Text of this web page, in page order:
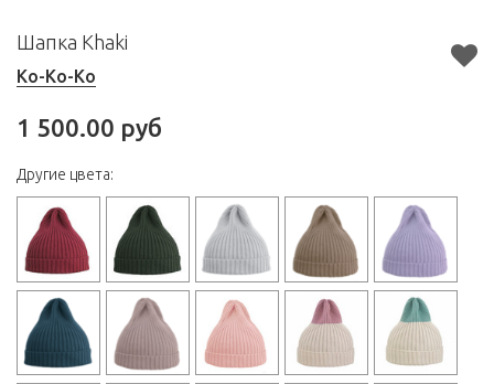
Шапка Khaki
Ko-Ko-Ko
1 500.00 руб
Другие цвета: